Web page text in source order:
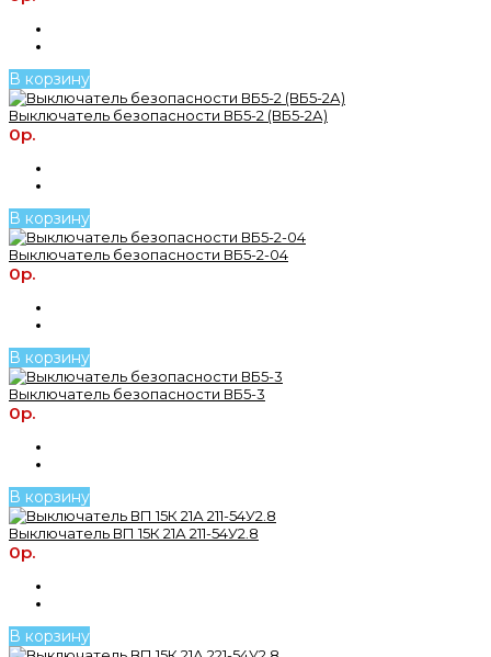
В корзину
Выключатель безопасности ВБ5-2 (ВБ5-2А)
0р.
В корзину
Выключатель безопасности ВБ5-2-04
0р.
В корзину
Выключатель безопасности ВБ5-3
0р.
В корзину
Выключатель ВП 15К 21А 211-54У2.8
0р.
В корзину